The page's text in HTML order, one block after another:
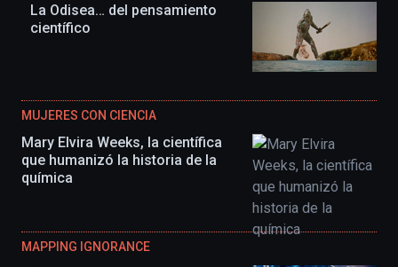
La Odisea… del pensamiento
científico
MUJERES CON CIENCIA
Mary Elvira Weeks, la científica
que humanizó la historia de la
química
MAPPING IGNORANCE